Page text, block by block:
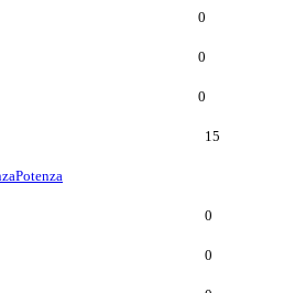
0
0
0
15
Potenza
0
0